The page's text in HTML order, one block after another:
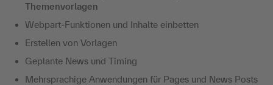
Themenvorlagen
Webpart-Funktionen und Inhalte einbetten
Erstellen von Vorlagen
Geplante News und Timing
Mehrsprachige Anwendungen für Pages und News Posts